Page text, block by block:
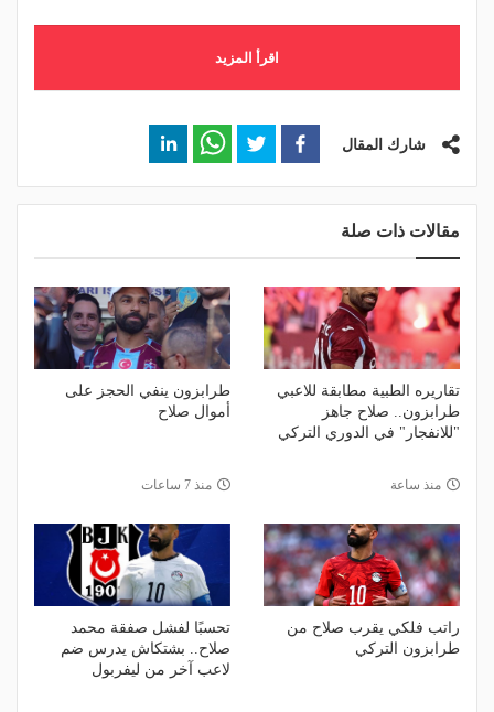
اقرأ المزيد
شارك المقال
مقالات ذات صلة
تقاريره الطبية مطابقة للاعبي
طرابزون.. صلاح جاهز
"للانفجار" في الدوري التركي
منذ ساعة
طرابزون ينفي الحجز على
أموال صلاح
منذ 7 ساعات
راتب فلكي يقرب صلاح من
طرابزون التركي
تحسبًا لفشل صفقة محمد
صلاح.. بشتكاش يدرس ضم
لاعب آخر من ليفربول